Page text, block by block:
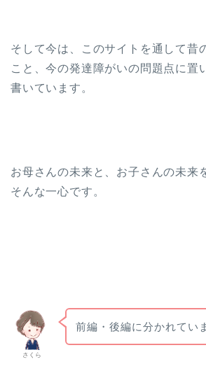
そして今は、このサイトを通して昔
こと、今の発達障がいの問題点に置
書いています。
お母さんの未来と、お子さんの未来
そんな一心です。
さくら
前編・後編に分かれてい